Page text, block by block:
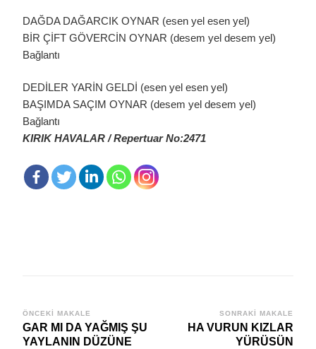
DAĞDA DAĞARCIK OYNAR (esen yel esen yel)
BİR ÇİFT GÖVERCİN OYNAR (desem yel desem yel)
Bağlantı
DEDİLER YARİN GELDİ (esen yel esen yel)
BAŞIMDA SAÇIM OYNAR (desem yel desem yel)
Bağlantı
KIRIK HAVALAR / Repertuar No:2471
Yazı
dolaşımı
ÖNCEKI MAKALE
GAR MI DA YAĞMIŞ ŞU
YAYLANIN DÜZÜNE
SONRAKI MAKALE
HA VURUN KIZLAR
YÜRÜSÜN